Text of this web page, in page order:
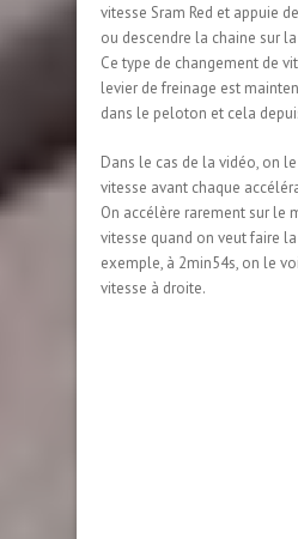
vitesse Sram Red et appuie
ou descendre la chaine sur
Ce type de changement de
levier de freinage est
dans le peloton et cela
Dans le cas de la vidéo, on
vitesse avant chaque
On accélère rarement sur le
vitesse quand on veut faire
exemple, à 2min54s, on le
vitesse à droite.